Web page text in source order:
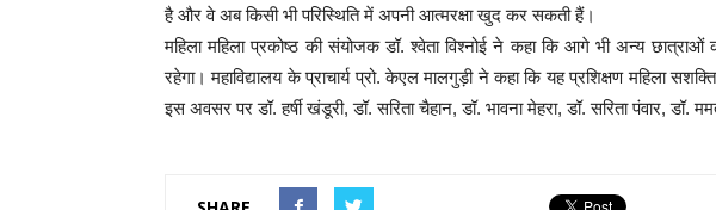
है और वे अब किसी भी परिस्थिति में अपनी आत्मरक्षा खुद कर सकती हैं।
महिला महिला प्रकोष्ठ की संयोजक डॉ. श्वेता विश्नोई ने कहा कि आगे भी अन्य छात्राओं
रहेगा। महाविद्यालय के प्राचार्य प्रो. केएल मालगुड़ी ने कहा कि यह प्रशिक्षण महिला
इस अवसर पर डॉ. हर्षी खंडूरी, डॉ. सरिता चैहान, डॉ. भावना मेहरा, डॉ. सरिता पंवार, डॉ.